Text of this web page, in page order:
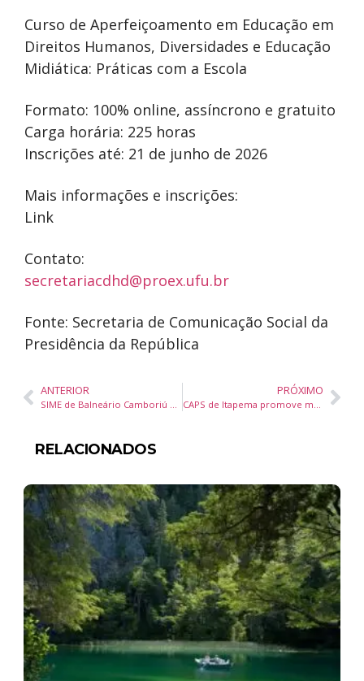
Curso de Aperfeiçoamento em Educação em
Direitos Humanos, Diversidades e Educação
Midiática: Práticas com a Escola
Formato: 100% online, assíncrono e gratuito
Carga horária: 225 horas
Inscrições até: 21 de junho de 2026
Mais informações e inscrições:
Link
Contato:
secretariacdhd@proex.ufu.br
Fonte: Secretaria de Comunicação Social da
Presidência da República
ANTERIOR
SIME de Balneário Camboriú oferece 223 vagas de emprego com oportunidades para PCDs, estagiários e jovens aprendizes
PRÓXIMO
CAPS de Itapema promove mostra de arte sobre saúde mental e luta antimanicomial
RELACIONADOS